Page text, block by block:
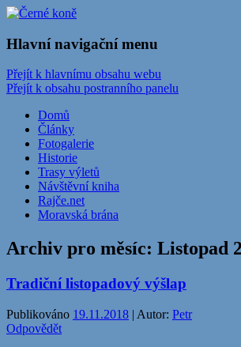
Černé koně
Černotín
Hlavní navigační menu
Přejít k hlavnímu obsahu webu
Přejít k obsahu postranního panelu
Domů
Články
Fotogalerie
Historie
Trasy výletů
Návštěvní kniha
Rajče.net
Moravská brána
Archiv pro měsíc: Listopad
Tradiční listopadový výšlap
Publikováno 19.11.2018 | Autor: Petr
Odpovědět